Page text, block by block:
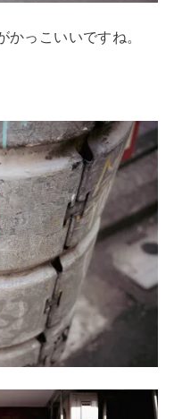
っこいいですね。